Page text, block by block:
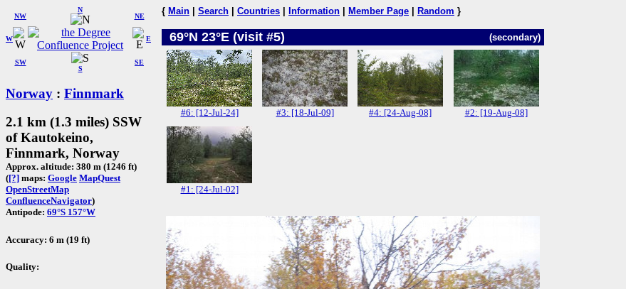
W
NW
N
NE
SW
S
SE
E
Norway : Finnmark
2.1 km (1.3 miles) SSW
of Kautokeino,
Finnmark, Norway
Approx. altitude: 380 m (1246 ft)
([?] maps: Google MapQuest
OpenStreetMap
ConfluenceNavigator)
Antipode: 69°S 157°W
Accuracy: 6 m (19 ft)
Quality:
{ Main Search Countries Information Member Page Random }
69°N 23°E (visit #5) (secondary)
#6: [12-Jul-24] #3: [18-Jul-09] #4: [24-Aug-08] #2: [19-Aug-08]
#1: [24-Jul-02]